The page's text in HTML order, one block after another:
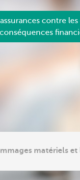
contre
matériels et